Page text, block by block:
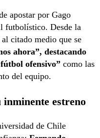
apostar por Gago
futbolístico. Desde la
citado medio que se
ahora”, destacando
ofensivo” como las
del equipo.
estreno
de Chile